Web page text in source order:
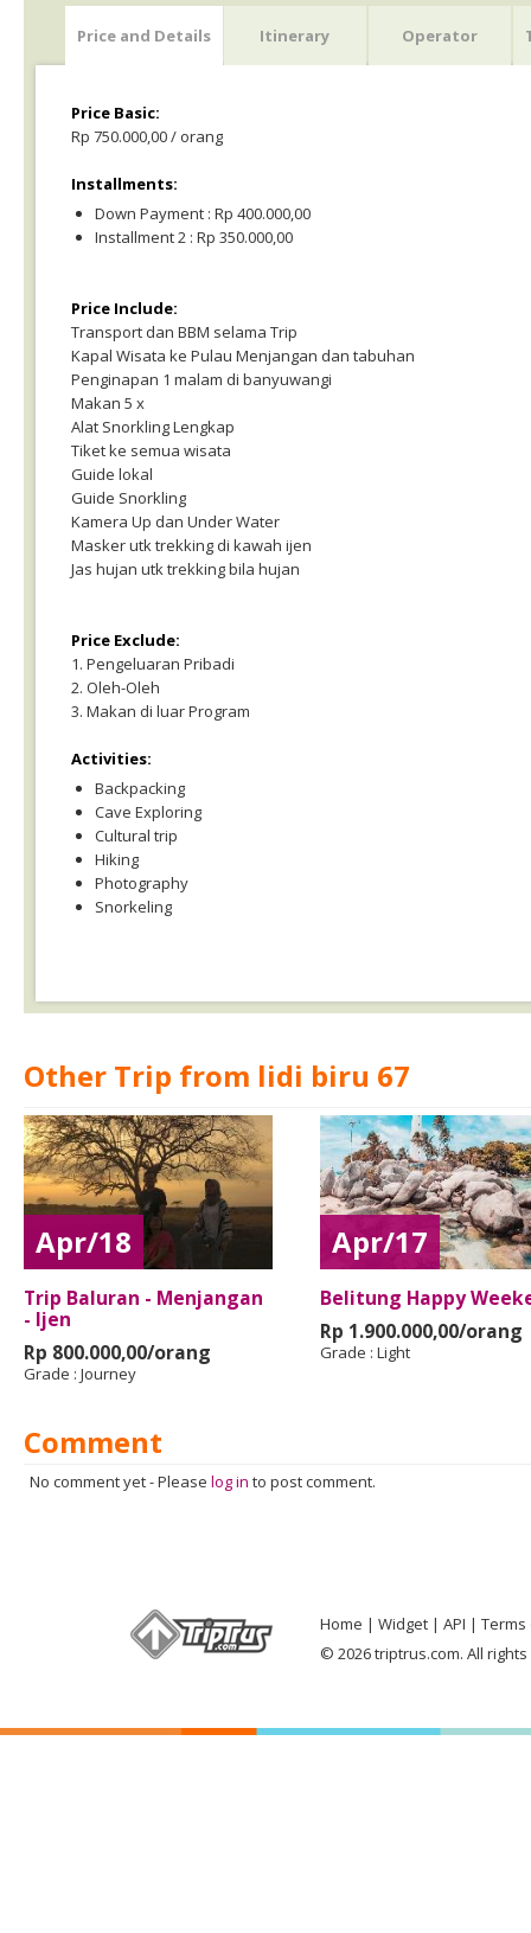
Price and Details Itinerary Operator
Price Basic:
Rp 750.000,00 / orang
Installments:
Down Payment : Rp 400.000,00
Installment 2 : Rp 350.000,00
Price Include:
Transport dan BBM selama Trip
Kapal Wisata ke Pulau Menjangan dan tabuhan
Penginapan 1 malam di banyuwangi
Makan 5 x
Alat Snorkling Lengkap
Tiket ke semua wisata
Guide lokal
Guide Snorkling
Kamera Up dan Under Water
Masker utk trekking di kawah ijen
Jas hujan utk trekking bila hujan
Price Exclude:
1. Pengeluaran Pribadi
2. Oleh-Oleh
3. Makan di luar Program
Activities:
Backpacking
Cave Exploring
Cultural trip
Hiking
Photography
Snorkeling
Other Trip from lidi biru 67
Apr/18
Trip Baluran - Menjangan
- Ijen
Rp 800.000,00/orang
Grade : Journey
Apr/17
Belitung Happy
Rp 1.900.000,00/orang
Grade : Light
Comment
No comment yet-Please log in to post comment.
Home Widget API
Terms
© 2026 triptrus.com. All